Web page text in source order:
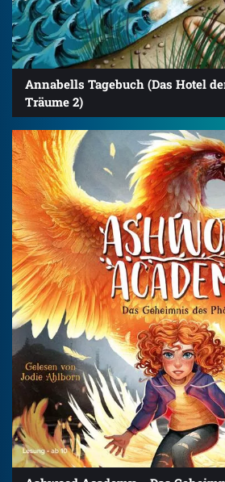
Annabells Tagebuch (Das Hotel
Träume 2)